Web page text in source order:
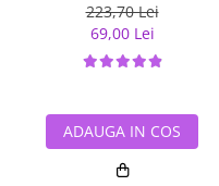
223,70 Lei
69,00 Lei
ADAUGA IN COS